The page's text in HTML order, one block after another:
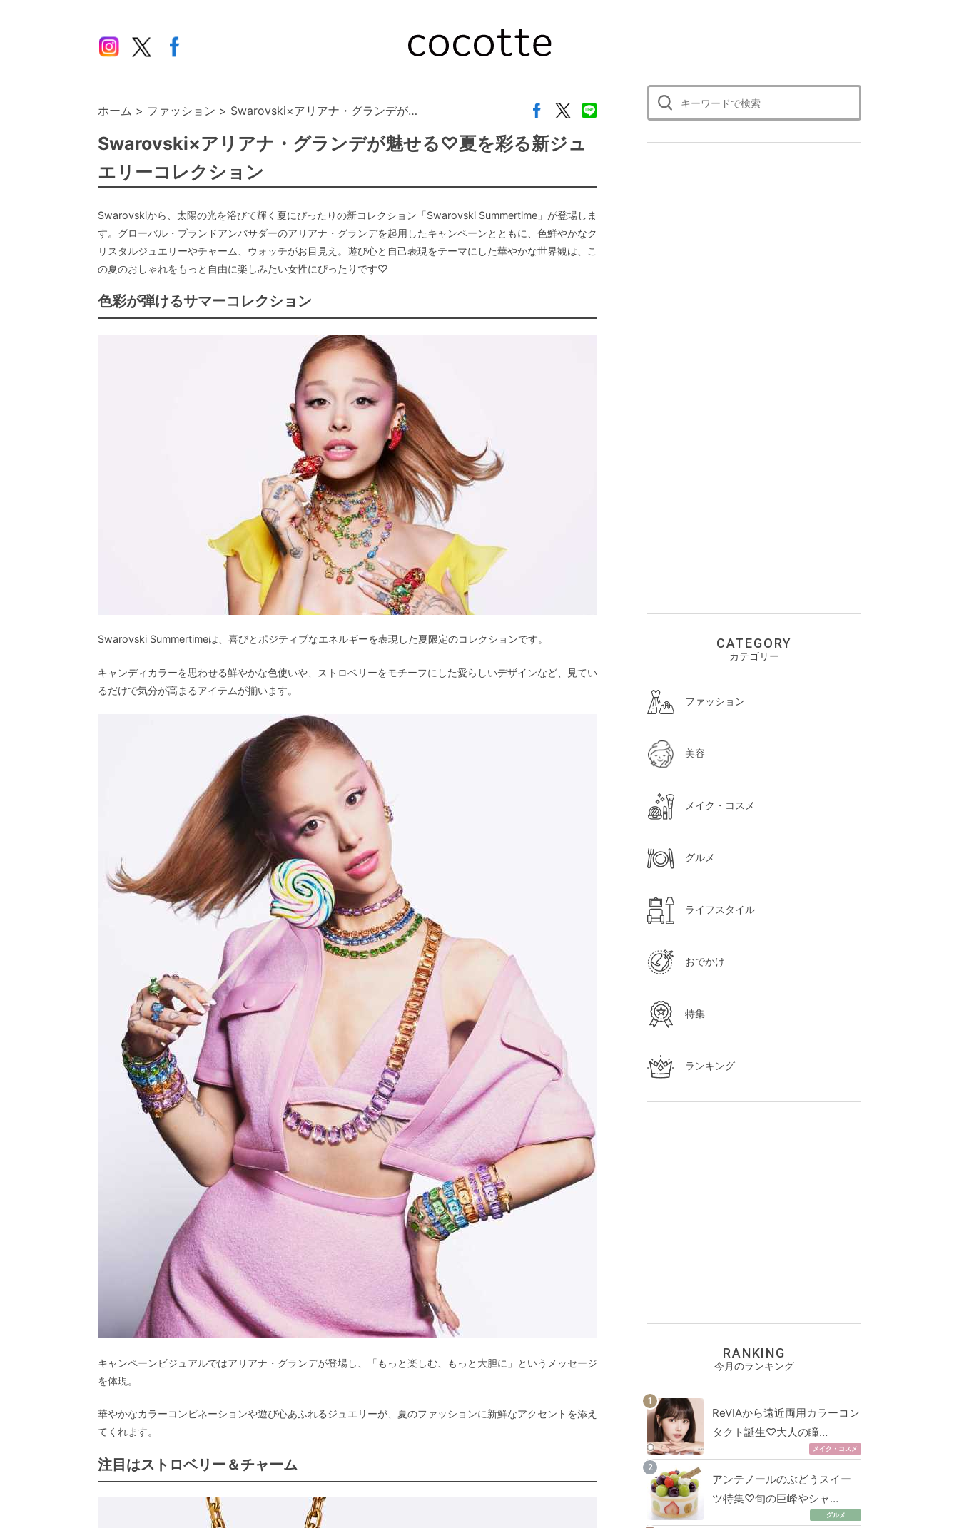
ホーム ファッション Swarovski×アリアナ・グランデが…
Swarovski×アリアナ・グランデが魅せる♡夏を彩る新ジュ
エリーコレクション
Swarovskiから、太陽の光を浴びて輝く夏にぴったりの新コレクション「Swarovski Summertime」が登場しま
す。グローバル・ブランドアンバサダーのアリアナ・グランデを起用したキャンペーンとともに、色鮮やかなク
リスタルジュエリーやチャーム、ウォッチがお目見え。遊び心と自己表現をテーマにした華やかな世界観は、こ
の夏のおしゃれをもっと自由に楽しみたい女性にぴったりです♡
色彩が弾けるサマーコレクション
Swarovski Summertimeは、喜びとポジティブなエネルギーを表現した夏限定のコレクションです。
キャンディカラーを思わせる鮮やかな色使いや、ストロベリーをモチーフにした愛らしいデザインなど、見てい
るだけで気分が高まるアイテムが揃います。
キャンペーンビジュアルではアリアナ・グランデが登場し、「もっと楽しむ、もっと大胆に」というメッセージ
を体現。
華やかなカラーコンビネーションや遊び心あふれるジュエリーが、夏のファッションに新鮮なアクセントを添え
てくれます。
注目はストロベリー＆チャーム
CATEGORY
カテゴリー
ファッション
美容
メイク・コスメ
グルメ
ライフスタイル
おでかけ
特集
ランキング
RANKING
今月のランキング
ReVIAから遠近両用カラーコン
タクト誕生♡大人の瞳…
メイク・コスメ
アンテノールのぶどうスイー
ツ特集♡旬の巨峰やシャ…
グルメ